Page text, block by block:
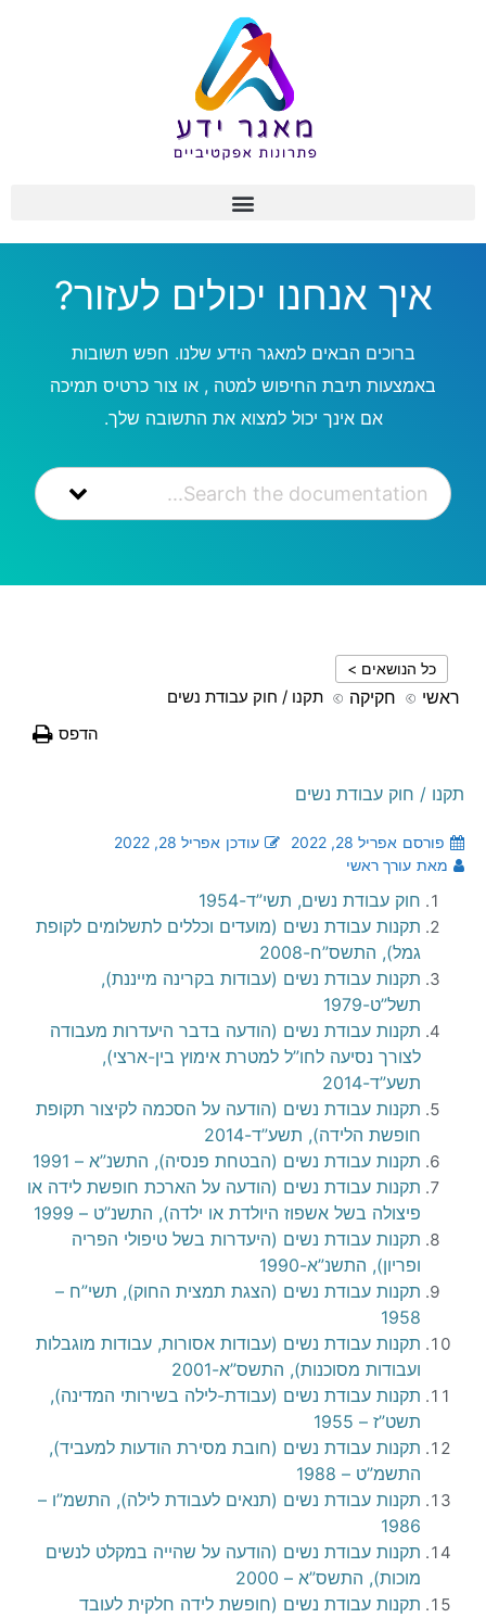
איך אנחנו יכולים לעזור?
ברוכים הבאים למאגר הידע שלנו. חפש תשובות
באמצעות תיבת החיפוש למטה , או צור כרטיס תמיכה
אם אינך יכול למצוא את התשובה שלך.
כל הנושאים >
ראשי חקיקה
תקנו / חוק עבודת נשים
הדפס
תקנו / חוק עבודת נשים
פורסם אפריל 28, 2022 עודכן אפריל 28, 2022
מאת עורך ראשי
חוק עבודת נשים, תשי”ד-1954
תקנות עבודת נשים (מועדים וכללים לתשלומים לקופת
גמל), התשס”ח-2008
תקנות עבודת נשים (עבודות בקרינה מייננת),
תשל”ט-1979
תקנות עבודת נשים (הודעה בדבר היעדרות מעבודה
לצורך נסיעה לחו”ל למטרת אימוץ בין-ארצי),
תשע”ד-2014
תקנות עבודת נשים (הודעה על הסכמה לקיצור תקופת
חופשת הלידה), תשע”ד-2014
תקנות עבודת נשים (הבטחת פנסיה), התשנ”א – 1991
תקנות עבודת נשים (הודעה על הארכת חופשת לידה או
פיצולה בשל אשפוז היולדת או ילדה), התשנ”ט – 1999
תקנות עבודת נשים (היעדרות בשל טיפולי הפריה
ופריון), התשנ”א-1990
תקנות עבודת נשים (הצגת תמצית החוק), תשי”ח –
1958
תקנות עבודת נשים (עבודות אסורות, עבודות מוגבלות
ועבודות מסוכנות), התשס”א-2001
תקנות עבודת נשים (עבודת-לילה בשירותי המדינה),
תשט”ז – 1955
תקנות עבודת נשים (חובת מסירת הודעות למעביד),
התשמ”ט – 1988
תקנות עבודת נשים (תנאים לעבודת לילה), התשמ”ו –
1986
תקנות עבודת נשים (הודעה על שהייה במקלט לנשים
מוכות), התשס”א – 2000
תקנות עבודת נשים (חופשת לידה חלקית לעובד